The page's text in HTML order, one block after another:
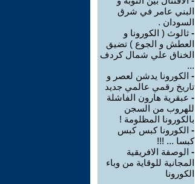
البني عامر في شرق
السودان .
- ثالوث ( الكورونا و
العطش و الجوع ) تضيق
الخناق علي شمال كردف
...
- الكورونا يدشن لعصر و
تاريخ رقمي عالمي جديد
- عبقرية هارون الفاشلة
للهروب من السجن
بالكورونا المظلومة !
- الكورونا كبس كبس
كبسا ... !!!
- الوصفة الافريقية
المجانية للوقاية من وباء
الكورونا